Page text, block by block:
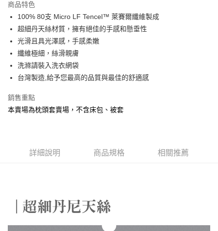
合作金庫商業銀行
華南商業銀行
彰化商業銀行
上海商業儲蓄銀行
台北富邦商業銀行
國泰世華商業銀行
臺灣中小企業銀行
匯豐（台灣）商業銀行
聯邦商業銀行
元大商業銀行
永豐商業銀行
台新國際商業銀行
台灣樂天信用卡公司
6 期 0 利率 每期
華南商業銀行
彰化商業銀行
上海商業儲蓄銀行
國泰世華商業銀行
臺灣中小企業銀行
匯豐（台灣）商業銀行
華泰商業銀行
元大商業銀行
玉山商業銀行
星展（台灣）商業銀行
LINE Pay
Apple Pay
悠遊付
Google Pay
ATM付款
每筆NT$150，滿NT$2,000(含以上)免運費
商品特色
100% 80支 Micro LF Tencel™ 萊賽爾纖維製成
超細丹天絲材質，擁有絕佳的手感和懸垂性
光滑且具光澤感，手感柔嫩
纖維極細，絲滑親膚
洗滌請裝入洗衣網袋
台灣製造,給予您最高的品質與最佳的舒適感
銷售重點
本賣場為枕頭套賣場，不含床包、被套
詳細說明 商品規格 相關推薦